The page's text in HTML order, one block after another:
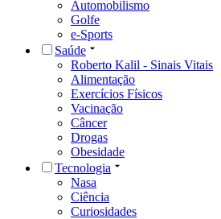
Automobilismo
Golfe
e-Sports
Saúde
Roberto Kalil - Sinais Vitais
Alimentação
Exercícios Físicos
Vacinação
Câncer
Drogas
Obesidade
Tecnologia
Nasa
Ciência
Curiosidades